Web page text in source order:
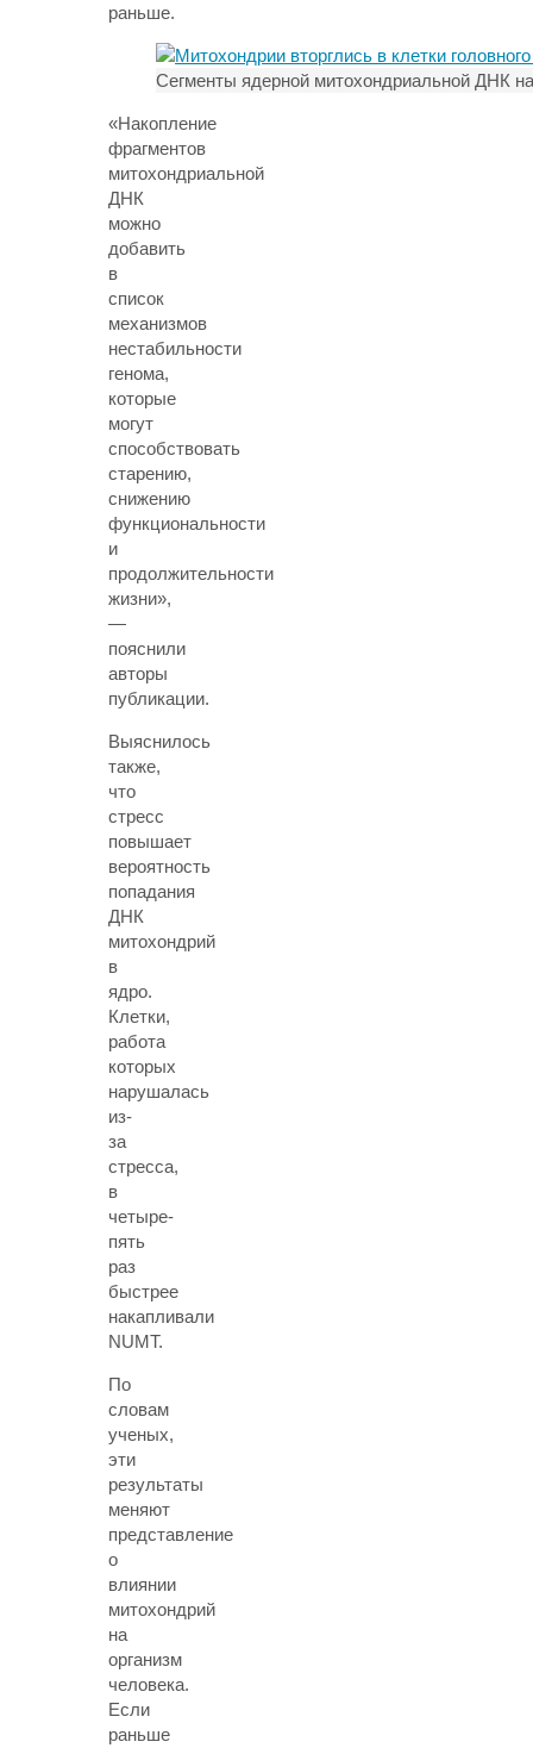
раньше.
Сегменты ядерной митохондриальной ДНК
«Накопление
фрагментов
митохондриальной
ДНК
можно
добавить
в
список
механизмов
нестабильности
генома,
которые
могут
способствовать
старению,
снижению
функциональности
и
продолжительности
жизни»,
—
пояснили
авторы
публикации.
Выяснилось
также,
что
стресс
повышает
вероятность
попадания
ДНК
митохондрий
в
ядро.
Клетки,
работа
которых
нарушалась
из-
за
стресса,
в
четыре-
пять
раз
быстрее
накапливали
NUMT.
По
словам
ученых,
эти
результаты
меняют
представление
о
влиянии
митохондрий
на
организм
человека.
Если
раньше